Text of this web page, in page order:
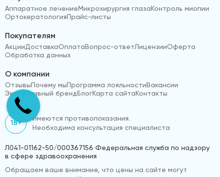
Аппаратное лечениеМикрохирургия глазаКонтроль миопии
ОртокератологияПрайс-листы
Покупателям
АкцииДоставкаОплатаВопрос-ответЛицензииОферта
Обработка данных
О компании
ОтзывыПочему мыПрограмма лояльностиВакансии
Эксклюзивный брендБлогКарта сайтаКонтакты
18+
Имеются противопоказания.
Необходима консультация специалиста
Л041-01162-50/000367156 Федеральная служба по надзору
в сфере здравоохранения
Обращаем ваше внимание, что цены на сайте могут